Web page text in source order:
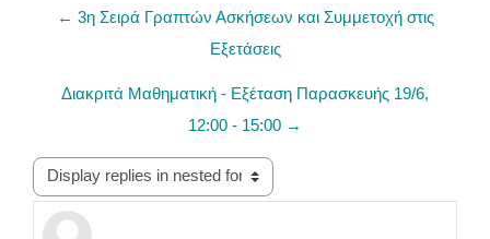
← 3η Σειρά Γραπτών Ασκήσεων και Συμμετοχή στις
Εξετάσεις
Διακριτά Μαθηματική - Εξέταση Παρασκευής 19/6,
12:00 - 15:00 →
Display mode